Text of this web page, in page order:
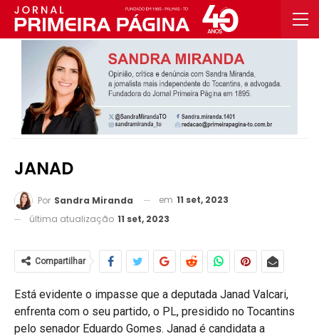
JANAD
Por Sandra Miranda em 11 set, 2023
última atualização 11 set, 2023
Compartilhar
Está evidente o impasse que a deputada Janad Valcari,
enfrenta com o seu partido, o PL, presidido no Tocantins
pelo senador Eduardo Gomes. Janad é candidata a